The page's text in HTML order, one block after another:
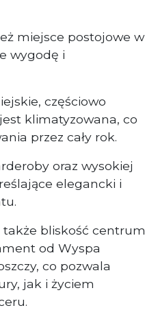
miejsce postojowe w
wygodę i
częściowo
klimatyzowana, co
przez cały rok.
oraz wysokiej
elegancki i
bliskość centrum
od Wyspa
, co pozwala
jak i życiem